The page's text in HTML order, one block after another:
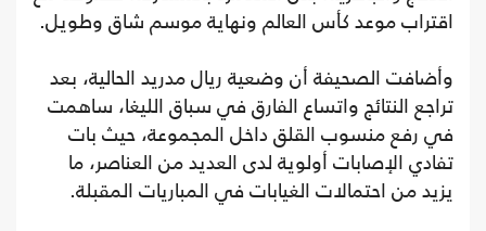
اقتراب موعد كأس العالم ونهاية موسم شاق وطويل.
وأضافت الصحيفة أن وضعية ريال مدريد الحالية، بعد
تراجع النتائج واتساع الفارق في سباق الليغا، ساهمت
في رفع منسوب القلق داخل المجموعة، حيث بات
تفادي الإصابات أولوية لدى العديد من العناصر، ما
يزيد من احتمالات الغيابات في المباريات المقبلة.